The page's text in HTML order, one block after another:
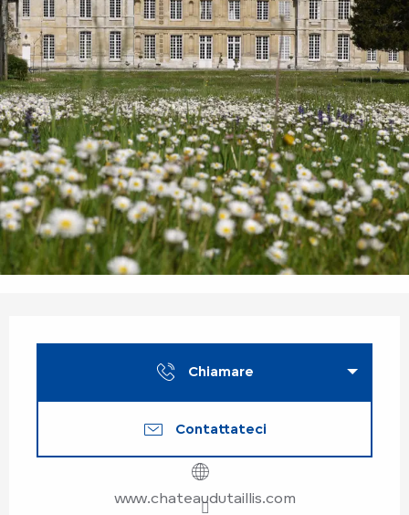
Chiamare
Contattateci
www.chateaudutaillis.com